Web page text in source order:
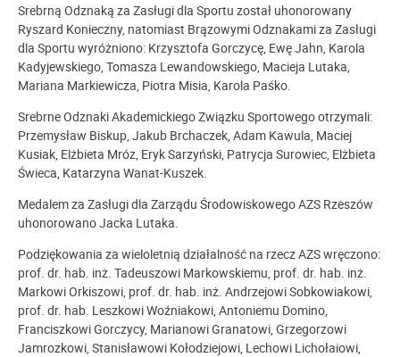
Srebrną Odznaką za Zasługi dla Sportu został uhonorowany
Ryszard Konieczny, natomiast Brązowymi Odznakami za Zasługi
dla Sportu wyróżniono: Krzysztofa Gorczycę, Ewę Jahn, Karola
Kadyjewskiego, Tomasza Lewandowskiego, Macieja Lutaka,
Mariana Markiewicza, Piotra Misia, Karola Paśko.
Srebrne Odznaki Akademickiego Związku Sportowego otrzymali:
Przemysław Biskup, Jakub Brchaczek, Adam Kawula, Maciej
Kusiak, Elżbieta Mróz, Eryk Sarzyński, Patrycja Surowiec, Elżbieta
Świeca, Katarzyna Wanat-Kuszek.
Medalem za Zasługi dla Zarządu Środowiskowego AZS Rzeszów
uhonorowano Jacka Lutaka.
Podziękowania za wieloletnią działalność na rzecz AZS wręczono:
prof. dr. hab. inż. Tadeuszowi Markowskiemu, prof. dr. hab. inż.
Markowi Orkiszowi, prof. dr. hab. inż. Andrzejowi Sobkowiakowi,
prof. dr. hab. Leszkowi Woźniakowi, Antoniemu Domino,
Franciszkowi Gorczycy, Marianowi Granatowi, Grzegorzowi
Jamrozkowi, Stanisławowi Kołodziejowi, Lechowi Lichołaiowi,